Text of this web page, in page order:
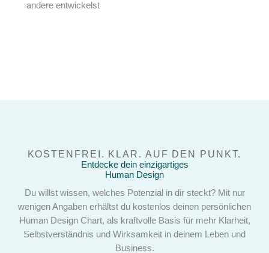
andere entwickelst
KOSTENFREI. KLAR. AUF DEN PUNKT.
Entdecke dein einzigartiges
Human Design
Du willst wissen, welches Potenzial in dir steckt? Mit nur
wenigen Angaben erhältst du kostenlos deinen persönlichen
Human Design Chart, als kraftvolle Basis für mehr Klarheit,
Selbstverständnis und Wirksamkeit in deinem Leben und
Business.